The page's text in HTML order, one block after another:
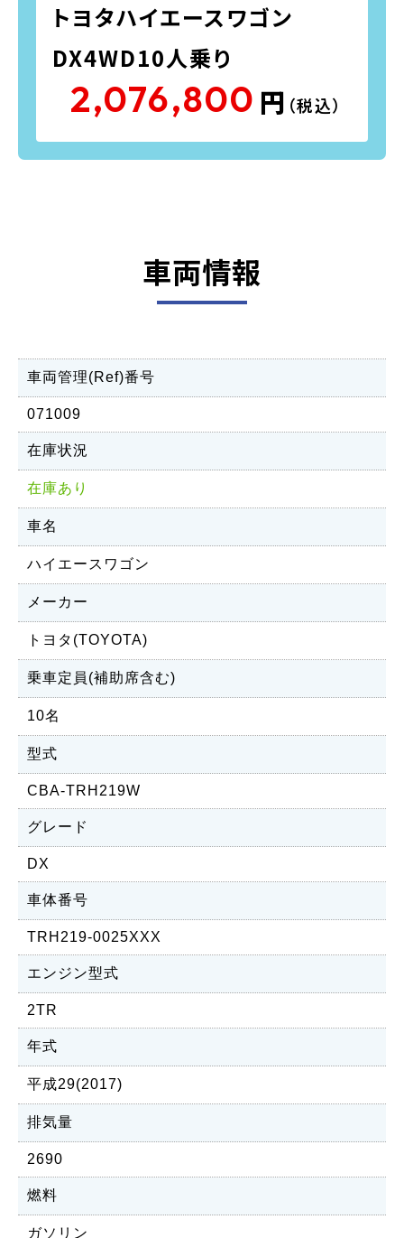
トヨタハイエースワゴン
DX4WD10人乗り
2,076,800 円 （税込）
車両情報
車両管理(Ref)番号
071009
在庫状況
在庫あり
車名
ハイエースワゴン
メーカー
トヨタ(TOYOTA)
乗車定員(補助席含む)
10名
型式
CBA-TRH219W
グレード
DX
車体番号
TRH219-0025XXX
エンジン型式
2TR
年式
平成29(2017)
排気量
2690
燃料
ガソリン